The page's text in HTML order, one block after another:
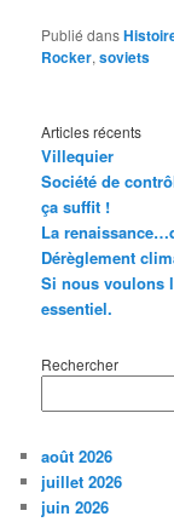
Publié dans
Rocker,soviets
Articles récents
Villequier
Société de
ça suffit !
La
Dérèglement
Si nous voulons
essentiel.
Rechercher
août 2026
juillet 2026
juin 2026